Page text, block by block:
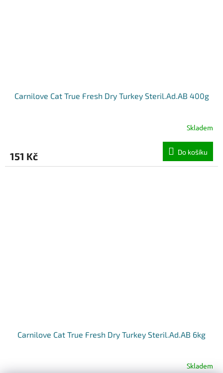
Carnilove Cat True Fresh Dry Turkey Steril.Ad.AB 400g
Skladem
151 Kč Do košíku
Carnilove Cat True Fresh Dry Turkey Steril.Ad.AB 6kg
Skladem